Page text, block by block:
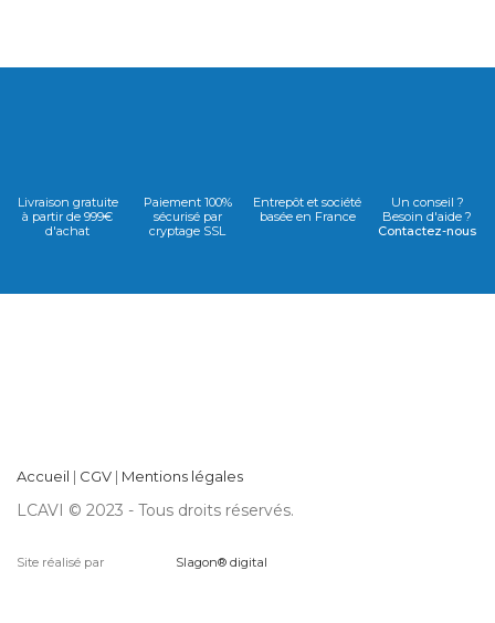
Livraison gratuite
à partir de 999€
d'achat
Paiement 100%
sécurisé par
cryptage SSL
Entrepôt et société
basée en France
Un conseil ?
Besoin d'aide ?
Contactez-nous
Accueil | CGV | Mentions légales
LCAVI © 2023 - Tous droits réservés.
Site réalisé par Slagon® digital